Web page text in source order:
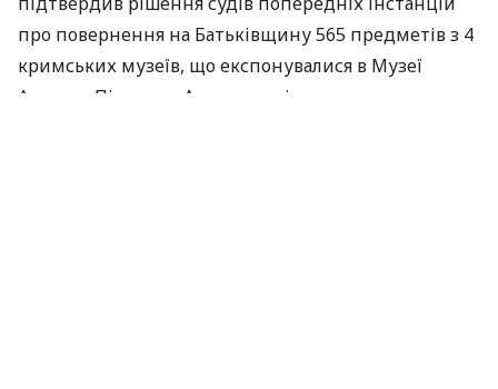
про повернення на Батьківщину 565 предметів з 4
кримських музеїв, що експонувалися в Музеї
Алларда Пірсона в Амстердамі.